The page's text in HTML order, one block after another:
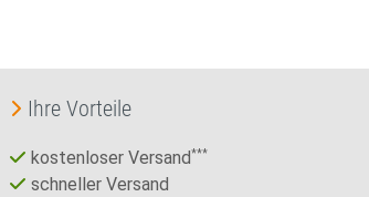
Ihre Vorteile
kostenloser Versand***
schneller Versand